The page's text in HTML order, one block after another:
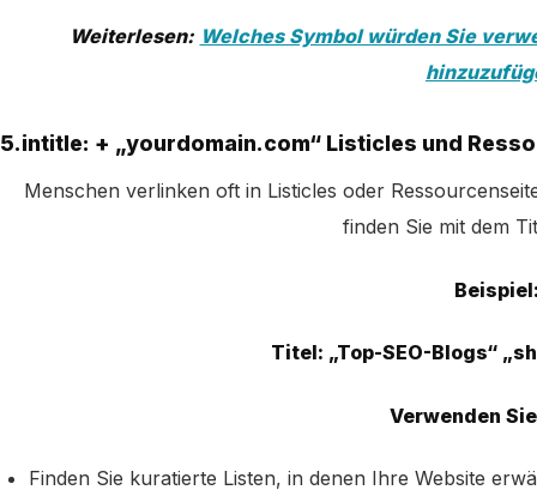
Weiterlesen: Welches Symbol würden Sie
5.intitle: + „yourdomain.com“ Listicles und
Menschen verlinken oft in Listicles oder
finden Sie mit dem
Titel: „Top-SEO-Blogs“
Verwenden
Finden Sie kuratierte Listen, in denen Ihre Website